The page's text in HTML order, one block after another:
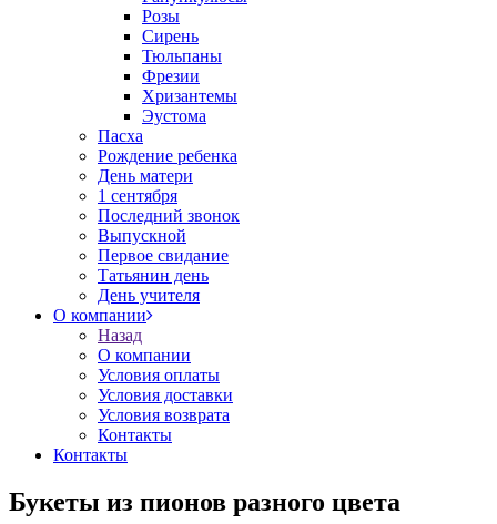
Розы
Сирень
Тюльпаны
Фрезии
Хризантемы
Эустома
Пасха
Рождение ребенка
День матери
1 сентября
Последний звонок
Выпускной
Первое свидание
Татьянин день
День учителя
О компании
Назад
О компании
Условия оплаты
Условия доставки
Условия возврата
Контакты
Контакты
Букеты из пионов разного цвета